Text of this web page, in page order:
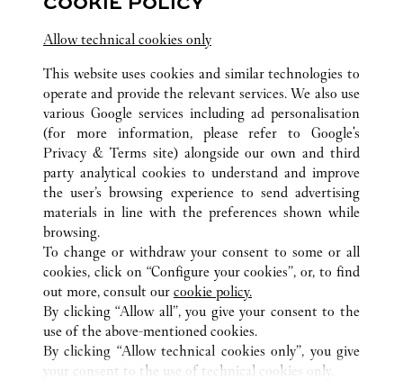
Visit us on Facebook
Link Opens in New Tab
Visit us on Instagram
Link Opens in New Tab
Visit us on Pinterest
Link Opens in New Tab
Visit us on Tumblr
Link Opens in New Tab
TOUTES LES BOUTIQUES CARTIER CHINE
HEBEI
SHIJIAZHUANG
NO.326 EAST ZHONGSHAN ROAD
SERVICE CLIENT
NOUS CONTACTER
NOTRE ENTREPRISE
CARRIÈRES
TROUVER UNE BOUTIQUE
Allow technical cookies only
This website uses cookies and similar technologies to
operate and provide the relevant services. We also use
various Google services including ad personalisation
(for more information, please refer to Google's
Privacy & Terms site) alongside our own and third
party analytical cookies to understand and improve
the user’s browsing experience to send advertising
materials in line with the preferences shown while
browsing.
To change or withdraw your consent to some or all
cookies, click on “Configure your cookies”, or, to find
out more, consult our cookie policy.
By clicking “Allow all”, you give your consent to the
use of the above-mentioned cookies.
By clicking “Allow technical cookies only”, you give
your consent to the use of technical cookies only.